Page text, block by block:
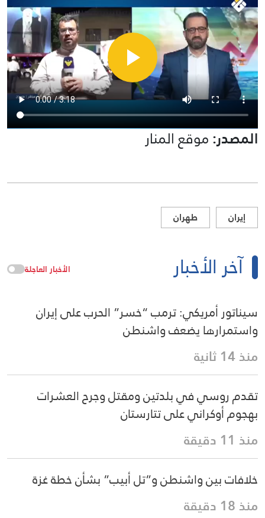
المصدر:موقع المنار
إيران طهران
آخر الأخبار الأخبار العاجلة
سيناتور أمريكي: ترمب “خسر” الحرب على إيران
واستمرارها يضعف واشنطن
منذ 14 ثانية
تقدم روسي في بلدتين ومقتل وجرح العشرات
بهجوم أوكراني على تتارستان
منذ 11 دقيقة
خلافات بين واشنطن و”تل أبيب” بشأن خطة غزة
منذ 18 دقيقة